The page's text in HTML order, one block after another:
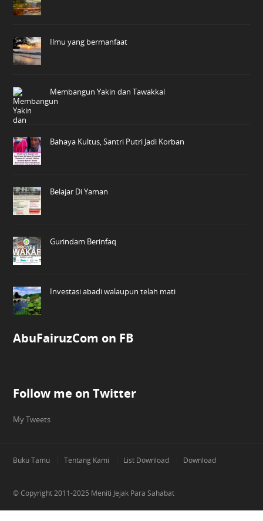
Ilmu yang bermanfaat
Membangun Yakin dan Tawakkal
Bahaya Kultus, Santri Putri Jadi Korban
Belajar Di Yaman
Gurindam Berinfaq
Investasi abadi walaupun telah mati
AbuFairuzCom on FB
Follow me on Twitter
My Tweets
Buku Tamu Tentang Kami List Download Download
© Copyright 2011-2025 Meniti Jejak Para Sahabat